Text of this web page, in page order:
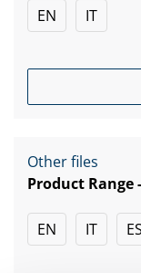
EN IT
Other files
Product Range
EN IT ES